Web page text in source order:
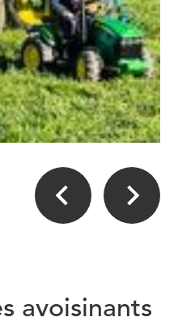
avoisinants